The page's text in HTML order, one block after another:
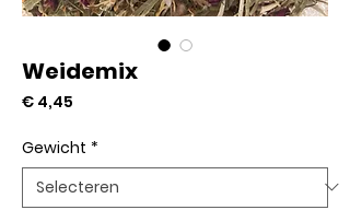
Weidemix
€ 4,45
Gewicht *